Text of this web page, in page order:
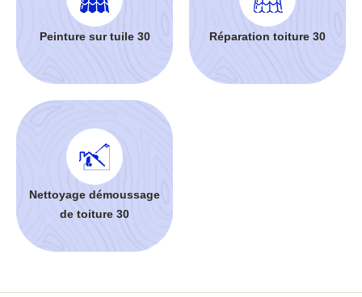
Peinture sur tuile 30 Réparation toiture 30
Nettoyage démoussage
de toiture 30